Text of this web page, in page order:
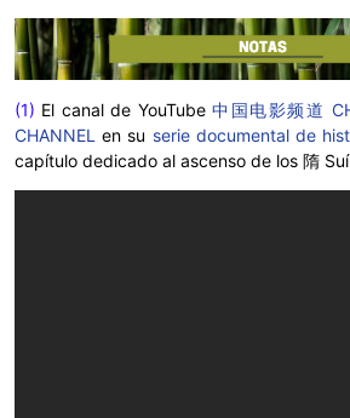
(1) El canal de YouTube中国电影频道
CHANNEL en su serie documental de
capítulo dedicado al ascenso de los 隋 Suí